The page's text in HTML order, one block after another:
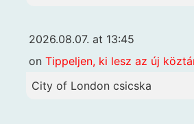
2026.08.07. at 13:45
on Tippeljen, ki lesz az új
City of London csicska